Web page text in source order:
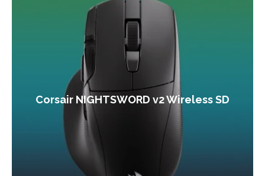
Corsair NIGHTSWORD v2 Wireless SD